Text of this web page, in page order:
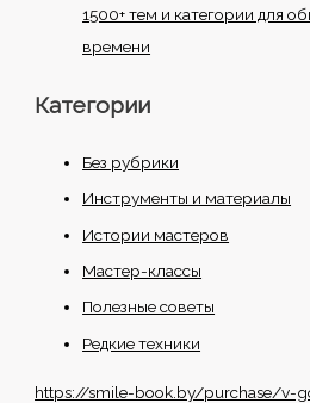
1500+ тем и категории для
времени
Категории
Без рубрики
Инструменты и материалы
Истории мастеров
Мастер-классы
Полезные советы
Редкие техники
https://smile-book.by/purchase/v-